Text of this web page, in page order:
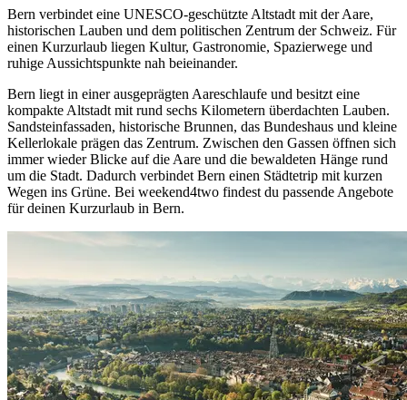
Bern verbindet eine UNESCO-geschützte Altstadt mit der Aare,
historischen Lauben und dem politischen Zentrum der Schweiz. Für
einen Kurzurlaub liegen Kultur, Gastronomie, Spazierwege und
ruhige Aussichtspunkte nah beieinander.
Bern liegt in einer ausgeprägten Aareschlaufe und besitzt eine
kompakte Altstadt mit rund sechs Kilometern überdachten Lauben.
Sandsteinfassaden, historische Brunnen, das Bundeshaus und kleine
Kellerlokale prägen das Zentrum. Zwischen den Gassen öffnen sich
immer wieder Blicke auf die Aare und die bewaldeten Hänge rund
um die Stadt. Dadurch verbindet Bern einen Städtetrip mit kurzen
Wegen ins Grüne. Bei weekend4two findest du passende Angebote
für deinen Kurzurlaub in Bern.